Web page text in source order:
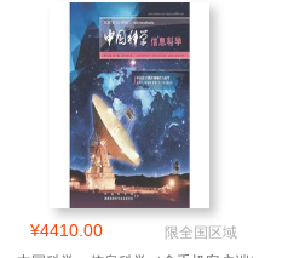
¥4410.00
限全国区域